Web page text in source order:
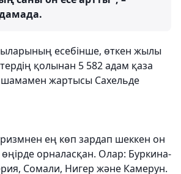
есебінше, өткен жылы
қолынан 5 582 адам қаза
жартысы Сахельде
ең көп зардап шеккен он
орналасқан. Олар: Буркина-
Сомали, Нигер және Камерун.